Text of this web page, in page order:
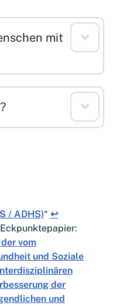
mit
/ ADHS)“ ↩︎
vom
und Soziale
der
und